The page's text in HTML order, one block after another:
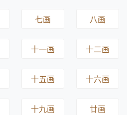
七画 八画
十一画 十二画
十五画 十六画
十九画 廿画